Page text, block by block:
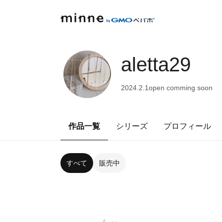
aletta29
2024.2.1open comming soon
作品一覧 シリーズ プロフィール
すべて 販売中